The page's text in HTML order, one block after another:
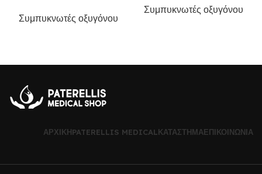
Συμπυκνωτές οξυγόνου
Συμπυκνωτές οξυγόνου
ΑΡΧΙΚΉPATERELLIS MEDICALΚΑΤΆΣΤΗΜΑΕΠΙΚΟΙΝΩΝΊΑ